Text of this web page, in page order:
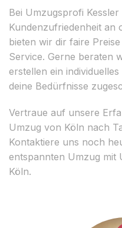
Bei Umzugsprofi
Kundenzufriedenheit an
bieten wir dir faire
Service. Gerne beraten
erstellen ein
deine Bedürfnisse
Vertraue auf unsere
Umzug von Köln nach
Kontaktiere uns noch
entspannten Umzug mit
Köln.